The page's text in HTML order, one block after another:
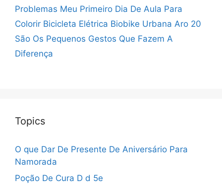
Problemas Meu Primeiro Dia De Aula Para
Colorir Bicicleta Elétrica Biobike Urbana Aro 20
São Os Pequenos Gestos Que Fazem A
Diferença
Topics
O que Dar De Presente De Aniversário Para
Namorada
Poção De Cura D d 5e